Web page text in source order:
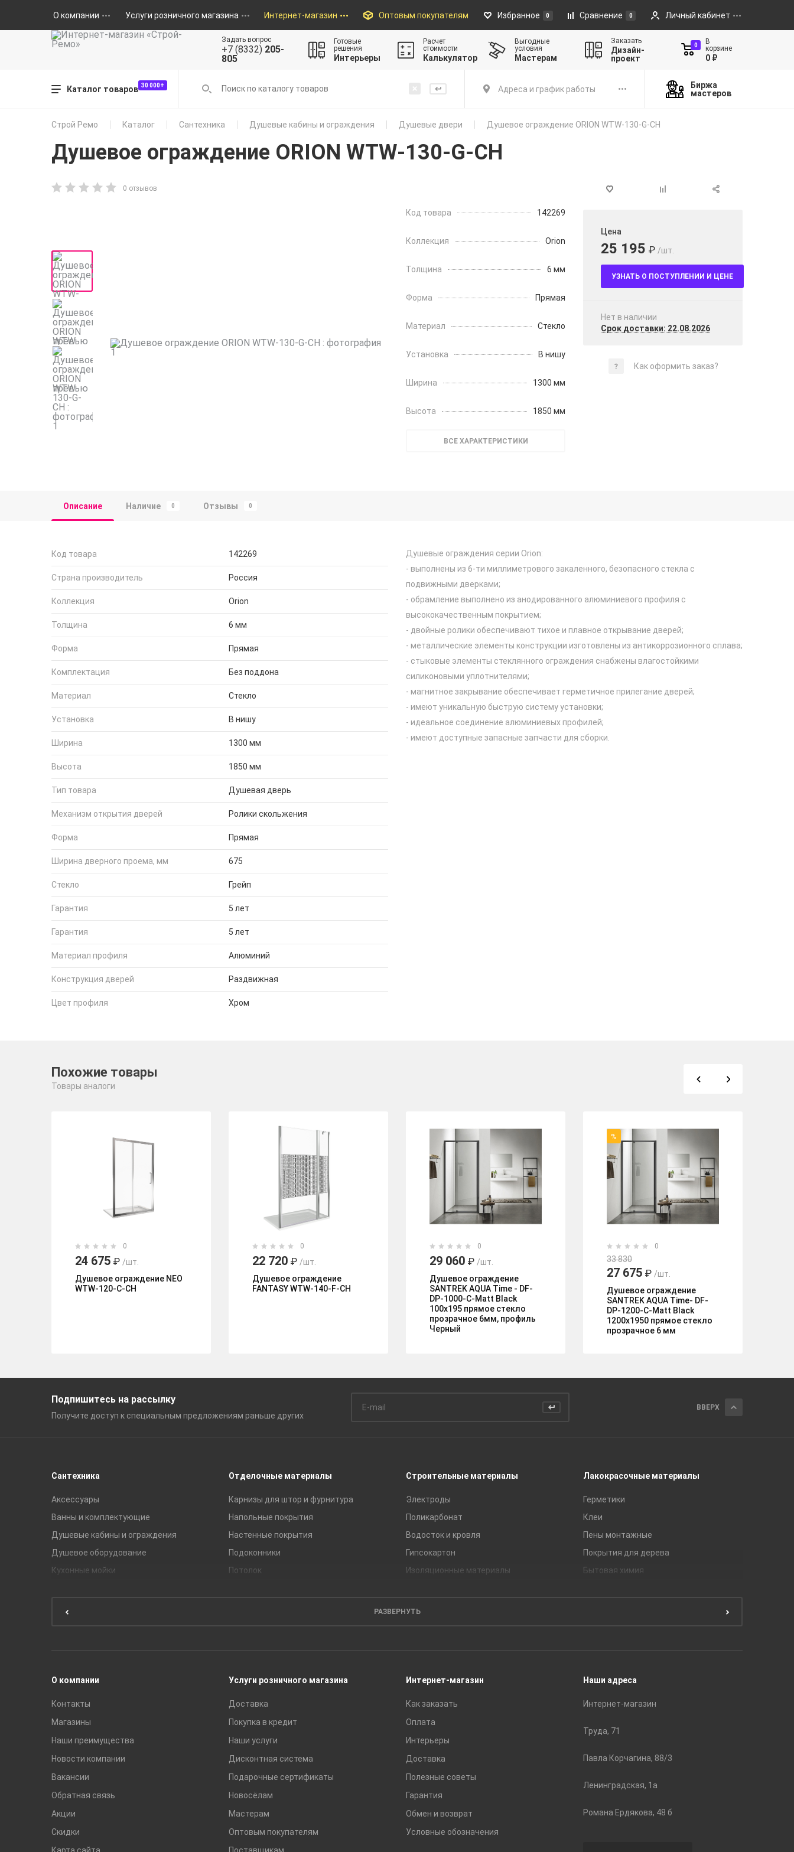
О компании Услуги розничного магазина Интернет-магазин Оптовым покупателям Избранное 0 Сравнение 0 Личный кабинет
Задать вопрос
+7 (8332) 205-
805
Готовые
решения
Интерьеры
Расчет
стоимости
Калькулятор
Выгодные
условия
Мастерам
Заказать
Дизайн-
проект
0
В
корзине
0 ₽
Каталог товаров 30 000+ Адреса и график работы
Биржа
мастеров
Строй Ремо Каталог Сантехника Душевые кабины и ограждения Душевые двери Душевое ограждение ORION WTW-130-G-CH
Душевое ограждение ORION WTW-130-G-CH
0 отзывов
Код товара 142269
Коллекция Orion
Толщина 6 мм
Форма Прямая
Материал Стекло
Установка В нишу
Ширина 1300 мм
Высота 1850 мм
ВСЕ ХАРАКТЕРИСТИКИ
Цена
25 195 ₽ /шт.
УЗНАТЬ О ПОСТУПЛЕНИИ И ЦЕНЕ
Нет в наличии
Срок доставки: 22.08.2026
Как оформить заказ?
Описание Наличие 0 Отзывы 0
Код товара 142269
Страна производитель Россия
Коллекция Orion
Толщина 6 мм
Форма Прямая
Комплектация Без поддона
Материал Стекло
Установка В нишу
Ширина 1300 мм
Высота 1850 мм
Тип товара Душевая дверь
Механизм открытия дверей Ролики скольжения
Форма Прямая
Ширина дверного проема, мм 675
Стекло Грейп
Гарантия 5 лет
Гарантия 5 лет
Материал профиля Алюминий
Конструкция дверей Раздвижная
Цвет профиля Хром
Душевые ограждения серии Orion:
- выполнены из 6-ти миллиметрового закаленного, безопасного стекла с
подвижными дверками;
- обрамление выполнено из анодированного алюминиевого профиля с
высококачественным покрытием;
- двойные ролики обеспечивают тихое и плавное открывание дверей;
- металлические элементы конструкции изготовлены из антикоррозионного сплава;
- стыковые элементы стеклянного ограждения снабжены влагостойкими
силиконовыми уплотнителями;
- магнитное закрывание обеспечивает герметичное прилегание дверей;
- имеют уникальную быструю систему установки;
- идеальное соединение алюминиевых профилей;
- имеют доступные запасные запчасти для сборки.
Похожие товары
Товары аналоги
0
24 675 ₽ /шт.
Душевое ограждение NEO
WTW-120-C-CH
0
22 720 ₽ /шт.
Душевое ограждение
FANTASY WTW-140-F-CH
0
29 060 ₽ /шт.
Душевое ограждение
SANTREK AQUA Time - DF-
DP-1000-C-Matt Black
100х195 прямое стекло
прозрачное 6мм, профиль
Черный
%
0
33 830
27 675 ₽ /шт.
Душевое ограждение
SANTREK AQUA Time- DF-
DP-1200-C-Matt Black
1200х1950 прямое стекло
прозрачное 6 мм
Подпишитесь на рассылку
Получите доступ к специальным предложениям раньше других
ВВЕРХ
Сантехника
Аксессуары
Ванны и комплектующие
Душевые кабины и ограждения
Душевое оборудование
Кухонные мойки
Отделочные материалы
Карнизы для штор и фурнитура
Напольные покрытия
Настенные покрытия
Подоконники
Потолок
Строительные материалы
Электроды
Поликарбонат
Водосток и кровля
Гипсокартон
Изоляционные материалы
Сухие смеси
Лакокрасочные материалы
Герметики
Клеи
Пены монтажные
Покрытия для дерева
Бытовая химия
РАЗВЕРНУТЬ
О компании
Контакты
Магазины
Наши преимущества
Новости компании
Вакансии
Обратная связь
Акции
Скидки
Услуги розничного магазина
Доставка
Покупка в кредит
Наши услуги
Дисконтная система
Подарочные сертификаты
Новосёлам
Мастерам
Оптовым покупателям
Интернет-магазин
Как заказать
Оплата
Интерьеры
Доставка
Полезные советы
Гарантия
Обмен и возврат
Условные обозначения
Наши адреса
Интернет-магазин
Труда, 71
Павла Корчагина, 88/3
Ленинградская, 1а
Романа Ердякова, 48 б